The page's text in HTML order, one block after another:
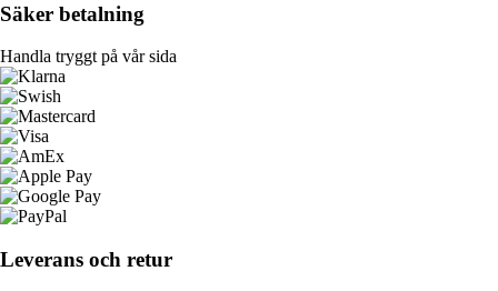
Säker betalning
Handla tryggt på vår sida
Leverans och retur